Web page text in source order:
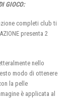
GIOCO:
completi club ti
presenta 2
nello
modo di ottenere
la pelle
è applicata al